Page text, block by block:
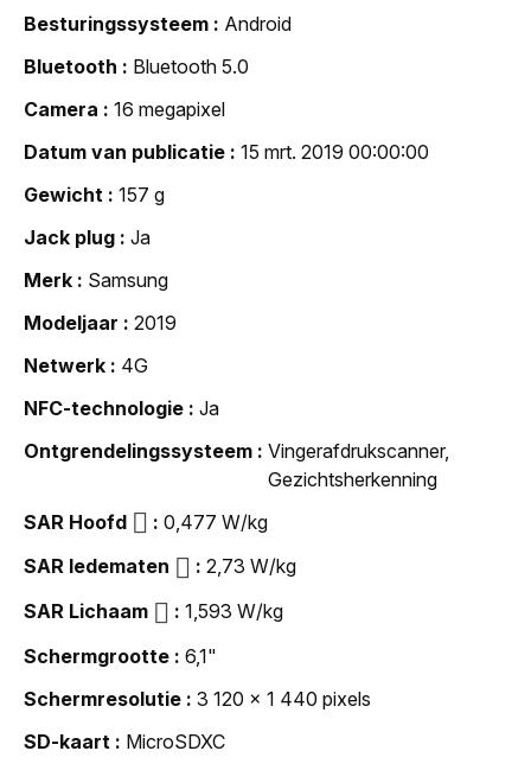
Besturingssysteem
Android
Bluetooth
Bluetooth 5.0
Camera
16 megapixel
Datum van publicatie
15 mrt. 2019 00:00:00
Gewicht
157 g
Jack plug
Ja
Merk
Samsung
Modeljaar
2019
Netwerk
4G
NFC-technologie
Ja
Ontgrendelingssysteem
Vingerafdrukscanner,
Gezichtsherkenning
SAR Hoofd
0,477 W/kg
SAR ledematen
2,73 W/kg
SAR Lichaam
1,593 W/kg
Schermgrootte
6,1"
Schermresolutie
3 120 x 1 440 pixels
SD-kaart
MicroSDXC